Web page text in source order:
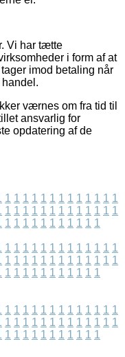
Vi har tætte
i form af at
imod betaling når
værnes om fra tid til
ansvarlig for
opdatering af de
1 1 1 1 1 1 1 1 1 1 1 1 1
1 1 1 1 1 1 1 1 1 1 1 1 1
1 1 1 1 1 1 1 1 1 1 1
1 1 1 1 1 1 1 1 1 1 1 1 1
1 1 1 1 1 1 1 1 1 1 1 1 1
1 1 1 1 1 1 1 1 1 1 1
1 1 1 1 1 1 1 1 1 1 1 1 1
1 1 1 1 1 1 1 1 1 1 1 1 1
1 1 1 1 1 1 1 1 1 1 1